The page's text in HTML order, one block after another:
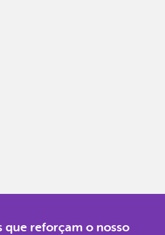
que reforçam o nosso